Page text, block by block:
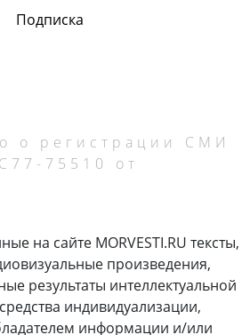
Подписка
о регистрации СМИ
75510 от
на сайте MORVESTI.RU тексты,
произведения,
результаты интеллектуальной
индивидуализации,
информации и/или